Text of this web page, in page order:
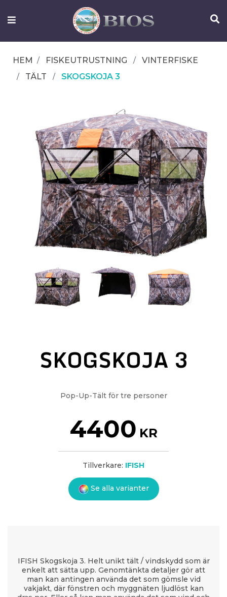
FISKEUTRUSTNING
OM
IFISH
HEM FISKEUTRUSTNING
VINTERFISKE
TÄLT
SKOGSKOJA 3
SKOGSKOJA 3
Pop-Up-Tält för tre personer
4400 KR
Tillverkare: IFISH
Se alla varianter
IFISH Skogskoja 3. Helt unikt tält / vindskydd som är
enkelt att sätta upp. Genomtänkta detaljer gör att
man kan antingen använda det som gömsle vid
vakjakt, där fönstren och myggnäten ljudlöst kan